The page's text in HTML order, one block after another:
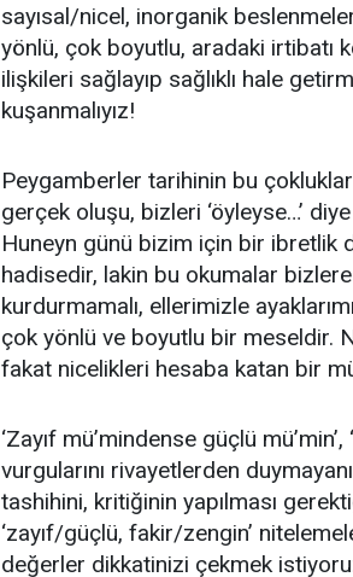
sayısal/nicel, inorganik
yönlü, çok boyutlu, aradaki irtibatı
ilişkileri sağlayıp sağlıklı hale
kuşanmalıyız!
Peygamberler tarihinin bu
gerçek oluşu, bizleri ‘öyleyse…’
Huneyn günü bizim için bir ibretlik
hadisedir, lakin bu okumalar
kurdurmamalı, ellerimizle
çok yönlü ve boyutlu bir meseldir.
fakat nicelikleri hesaba katan bir
‘Zayıf mü’mindense güçlü
vurgularını rivayetlerden
tashihini, kritiğinin yapılması
‘zayıf/güçlü, fakir/zengin’
değerler dikkatinizi çekmek